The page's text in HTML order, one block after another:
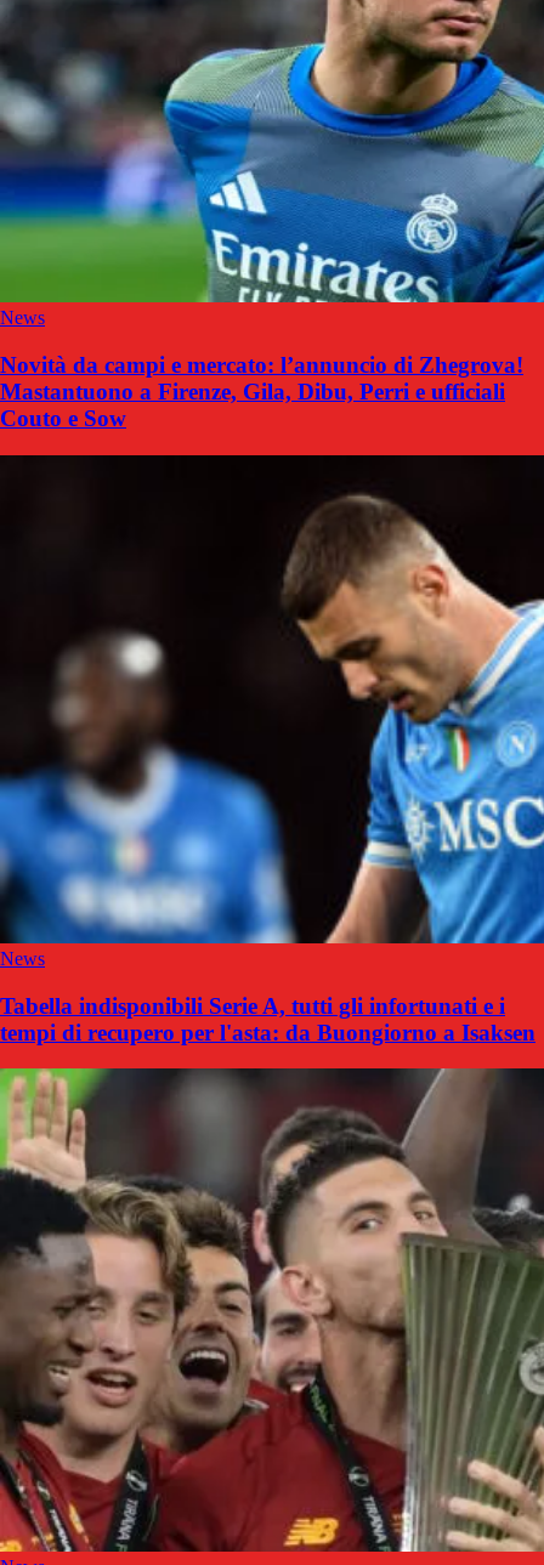
News
Novità da campi e mercato: l’annuncio di Zhegrova!
Mastantuono a Firenze, Gila, Dibu, Perri e ufficiali
Couto e Sow
News
Tabella indisponibili Serie A, tutti gli infortunati e i
tempi di recupero per l'asta: da Buongiorno a Isaksen